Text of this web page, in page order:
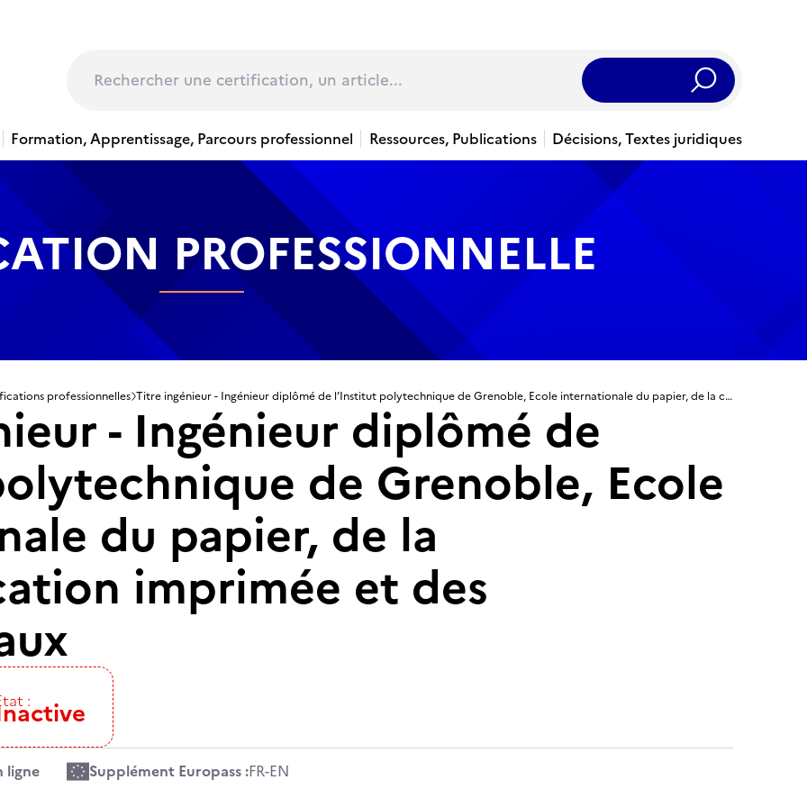
Rechercher
Formation, Apprentissage, Parcours professionnel Ressources, Publications Décisions, Textes juridiques
PROFESSIONNELLE
professionnelles Titre ingénieur - Ingénieur diplômé de l’Institut polytechnique de Grenoble, Ecole internationale du papier, de la communication imprimée et des biomatériaux
- Ingénieur diplômé de
de Grenoble, Ecole
du papier, de la
imprimée et des
:
ligne Supplément Europass :FR-EN